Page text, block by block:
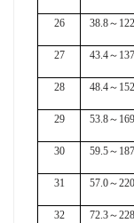
26 38.8～
27 43.4～
28 48.4～
29 53.8～
30 59.5～
31 57.0～
32 72.3～